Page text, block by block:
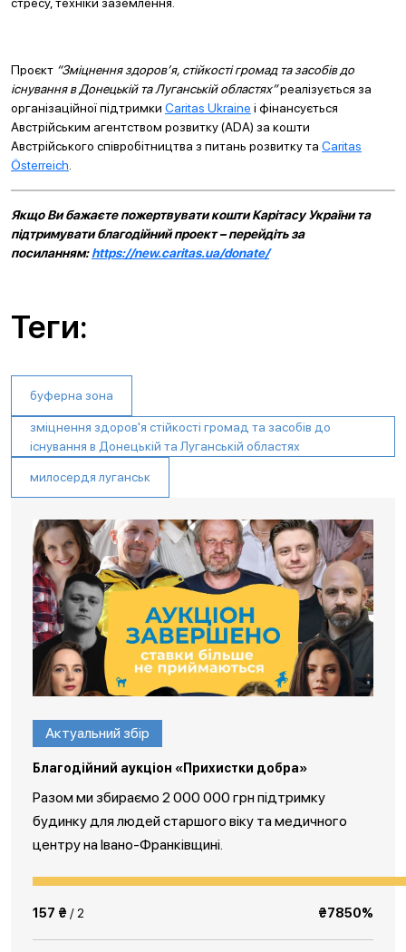
Проєкт “Зміцнення здоров’я, стійкості громад та засобів до
існування в Донецькій та Луганській областях”реалізується за
організаційної підтримки Caritas Ukraine і фінансується
Австрійським агентством розвитку (ADA) за кошти
Австрійського співробітництва з питань розвитку та Caritas
Österreich
Якщо Ви бажаєте пожертвувати кошти Карітасу України та
підтримувати благодійний проект – перейдіть за
посиланням:https://new.caritas.ua/donate/
Теги:
буферна зона
зміцнення здоров'я стійкості громад та засобів до
існування в Донецькій та Луганській областях
милосердя луганськ
Актуальний збір
Благодійний аукціон «Прихистки добра»
Разом ми збираємо 2 000 000 грн підтримку
будинку для людей старшого віку та медичного
центру на Івано-Франківщині.
157 ₴ / 2 ₴7850%